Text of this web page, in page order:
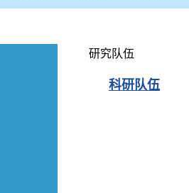
研究队伍
科研队伍